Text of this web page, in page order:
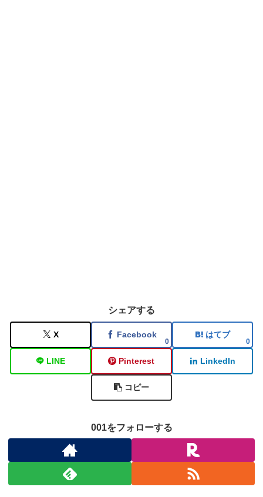
シェアする
X Facebook
0
はてブ
0
LINE Pinterest LinkedIn
コピー
001をフォローする